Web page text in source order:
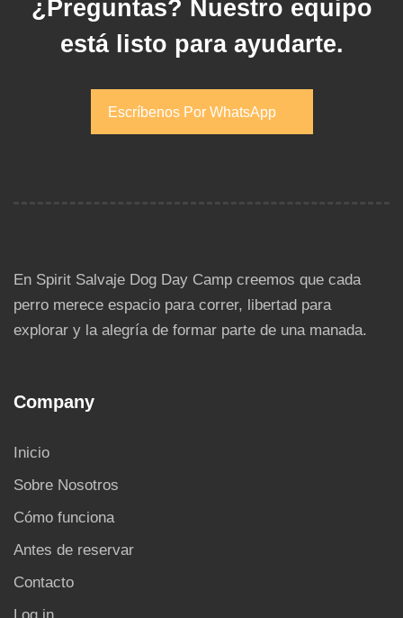
¿Preguntas? Nuestro equipo
está listo para ayudarte.
Escríbenos Por WhatsApp
Escríbenos Por WhatsApp
En Spirit Salvaje Dog Day Camp creemos que cada
perro merece espacio para correr, libertad para
explorar y la alegría de formar parte de una manada.
Company
Inicio
Sobre Nosotros
Cómo funciona
Antes de reservar
Contacto